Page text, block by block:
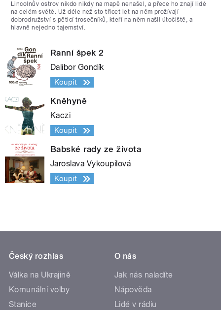
Lincolnův ostrov nikdo nikdy na mapě nenašel, a přece ho znají lidé
na celém světě. Už déle než sto třicet let na něm prožívají
dobrodružství s pěticí trosečníků, kteří na něm našli útočiště, a
hlavně nejedno tajemství.
Ranní špek 2
Dalibor Gondík
Koupit
Kněhyně
Kaczi
Koupit
Babské rady ze života
Jaroslava Vykoupilová
Koupit
Český rozhlas
Válka na Ukrajině
Komunální volby
Stanice
O nás
Jak nás naladíte
Nápověda
Lidé v rádiu